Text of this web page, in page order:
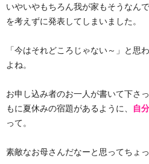
いやいやもちろん我が家もそうなん
を考えずに発表してしまいました。
「今はそれどころじゃない～」と思
よね。
お申し込み者のお一人が書いて下さ
もに夏休みの宿題があるように、
自
って。
素敵なお母さんだなーと思ってちょ